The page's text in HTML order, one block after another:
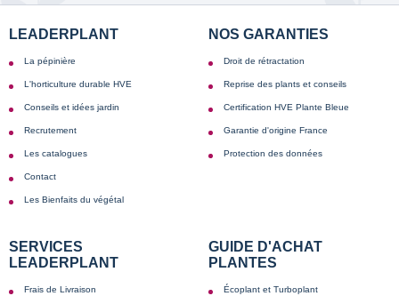
LEADERPLANT
La pépinière
L'horticulture durable HVE
Conseils et idées jardin
Recrutement
Les catalogues
Contact
Les Bienfaits du végétal
NOS GARANTIES
Droit de rétractation
Reprise des plants et conseils
Certification HVE Plante Bleue
Garantie d'origine France
Protection des données
SERVICES
LEADERPLANT
Frais de Livraison
GUIDE D'ACHAT
PLANTES
Écoplant et Turboplant